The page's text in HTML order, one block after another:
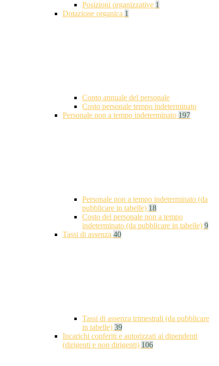
Posizioni organizzative 1
Dotazione organica 1
Conto annuale del personale
Costo personale tempo indeterminato
Personale non a tempo indeterminato 197
Personale non a tempo indeterminato (da
pubblicare in tabelle) 18
Costo del personale non a tempo
indeterminato (da pubblicare in tabelle) 9
Tassi di assenza 40
Tassi di assenza trimestrali (da pubblicare
in tabelle) 39
Incarichi conferiti e autorizzati ai dipendenti
(dirigenti e non dirigenti) 106